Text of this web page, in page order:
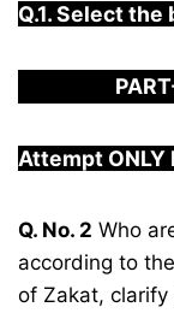
Q.1. Select
Attempt ONLY
Q. No. 2 Who
according to
of Zakat,